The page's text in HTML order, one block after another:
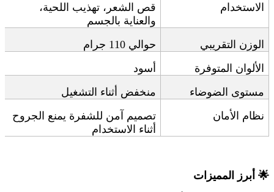
الاستخدام
قص الشعر، تهذيب اللحية،
والعناية بالجسم
الوزن التقريبي
حوالي 110 جرام
الألوان المتوفرة
أسود
مستوى الضوضاء
منخفض أثناء التشغيل
نظام الأمان
تصميم آمن للشفرة يمنع الجروح
أثناء الاستخدام
🌟 أبرز المميزات